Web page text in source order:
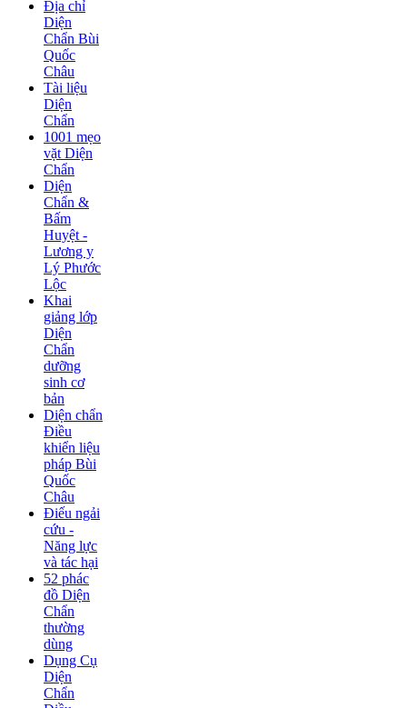
Địa chỉ
Diện
Chẩn Bùi
Quốc
Châu
Tài liệu
Diện
Chẩn
1001 mẹo
vặt Diện
Chẩn
Diện
Chẩn &
Bấm
Huyệt -
Lương y
Lý Phước
Lộc
Khai
giảng lớp
Diện
Chẩn
dưỡng
sinh cơ
bản
Diện chẩn
Điều
khiển liệu
pháp Bùi
Quốc
Châu
Điếu ngải
cứu -
Năng lực
và tác hại
52 phác
đồ Diện
Chẩn
thường
dùng
Dụng Cụ
Diện
Chẩn